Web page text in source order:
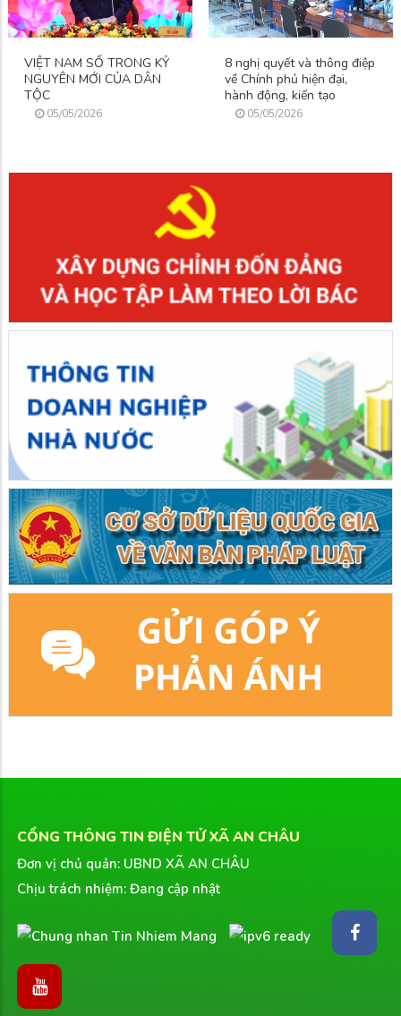
VIỆT NAM SỐ TRONG KỶ
NGUYÊN MỚI CỦA DÂN
TỘC
05/05/2026
8 nghị quyết và thông điệp
về Chính phủ hiện đại,
hành động, kiến tạo
05/05/2026
CỔNG THÔNG TIN ĐIỆN TỬ XÃ AN CHÂU
Đơn vị chủ quản: UBND XÃ AN CHÂU
Chịu trách nhiệm: Đang cập nhật